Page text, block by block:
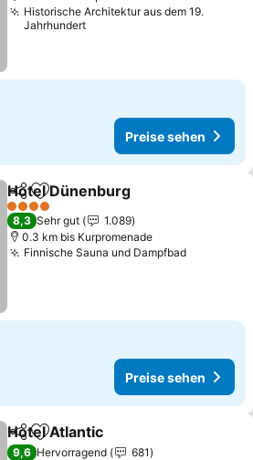
Historische Architektur aus dem 19.
Jahrhundert
Preise sehen
TeilenZu Favoriten hinzufügen
Hotel Dünenburg
4 Sterne
8,3 Sehr gut
1.089
0.3 km bis Kurpromenade
Finnische Sauna und DampfbadPreise
Preise sehen
TeilenZu Favoriten hinzufügen
Hotel Atlantic
9,6 Hervorragend
681